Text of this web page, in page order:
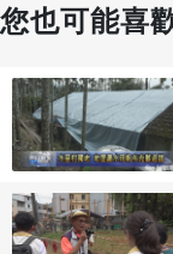
您也可能喜